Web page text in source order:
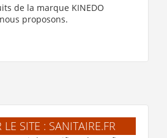
, Système Kinedo : Vitalité , Taille
)
200x95 - Tête à Droite - Vitalité
, Système Kinedo : Vitalité , Taille
)
de la marque KINEDO
proposons.
SITE : SANITAIRE.FR